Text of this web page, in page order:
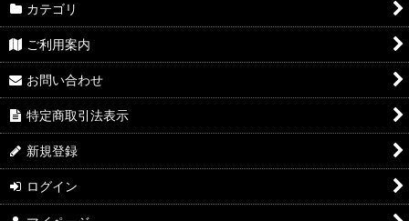
カテゴリ
ご利用案内
お問い合わせ
特定商取引法表示
新規登録
ログイン